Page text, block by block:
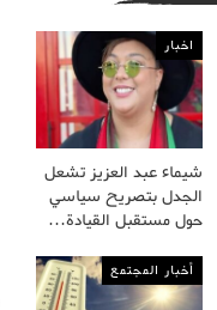
اخبار
شيماء عبد العزيز تشعل
الجدل بتصريح سياسي
حول مستقبل القيادة…
أخبار المجتمع